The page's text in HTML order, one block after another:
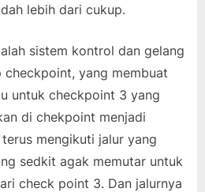
lebih dari cukup.
sistem kontrol dan gelang
yang membuat
untuk checkpoint 3 yang
di chekpoint menjadi
mengikuti jalur yang
sedkit agak memutar untuk
check point 3. Dan jalurnya